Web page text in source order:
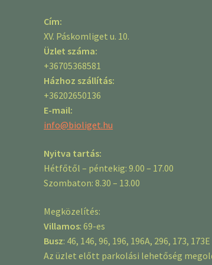
Cím:
XV. Páskomliget u. 10.
Üzlet száma:
+36705368581
Házhoz szállítás:
+36202650136
E-mail:
info@bioliget.hu
Nyitva tartás:
Hétfőtől – péntekig: 9.00 – 17.00
Szombaton: 8.30 – 13.00
Megközelítés:
Villamos: 69-es
Busz: 46, 146, 96, 196, 196A, 296, 173, 173E
Az üzlet előtt parkolási lehetőség